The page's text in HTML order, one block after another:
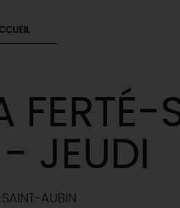
FERTÉ-
JEUDI
SAINT-AUBIN